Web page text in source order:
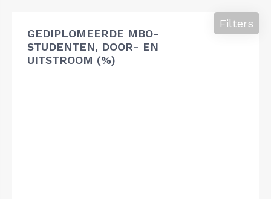
GEDIPLOMEERDE MBO-
STUDENTEN, DOOR- EN
UITSTROOM (%)
Filters